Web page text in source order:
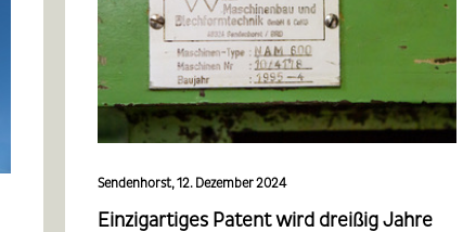
Sendenhorst, 12. Dezember 2024
Einzigartiges Patent wird dreißig Jahre